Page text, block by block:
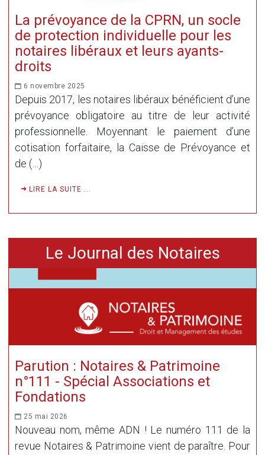
La prévoyance de la CPRN, un socle
de protection individuelle pour les
notaires libéraux et leurs ayants-
droits
6 novembre 2025
Depuis 2017, les notaires libéraux bénéficient d’une
prévoyance obligatoire au titre de leur activité
professionnelle. Moyennant le paiement d’une
cotisation forfaitaire, la Caisse de Prévoyance et
de (…)
LIRE LA SUITE ...
Le Journal des Notaires
Parution : Notaires & Patrimoine
n°111 - Spécial Associations et
Fondations
25 mai 2026
Nouveau nom, même ADN ! Le numéro 111 de la
revue Notaires & Patrimoine vient de paraître. Pour